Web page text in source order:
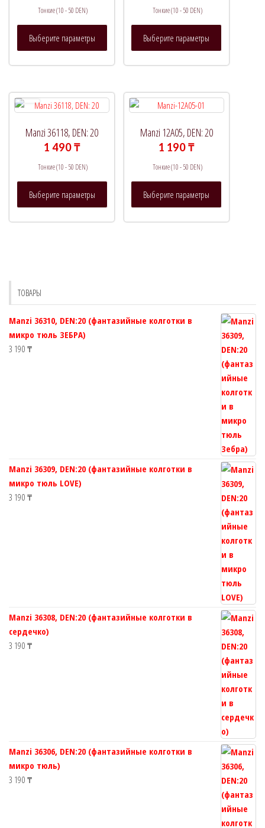
Тонкие (10 - 50 DEN)
Выберите параметры
Этот
Опции
можно
Тонкие (10 - 50 DEN)
Выберите параметры
Опции
можно
Manzi 36118, DEN: 20
1 490₸
Тонкие (10 - 50 DEN)
Выберите параметры
Этот
товара.
Manzi 12A05, DEN: 20
1 190₸
Тонкие (10 - 50 DEN)
Выберите параметры
странице
товара.
ТОВАРЫ
Manzi 36310, DEN:20 (фантазийные колготки в
микро тюль ЗЕБРА)
3 190 ₸
Manzi 36309, DEN:20 (фантазийные колготки в
микро тюль LOVE)
3 190 ₸
Manzi 36308, DEN:20 (фантазийные колготки в
сердечко)
3 190 ₸
Manzi 36306, DEN:20 (фантазийные колготки в
микро тюль)
3 190 ₸